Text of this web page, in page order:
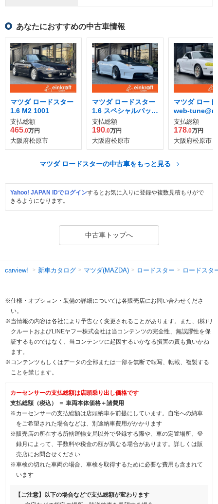
あなたにおすすめの中古車情報
マツダ ロードスター
1.6 M2 1001
支払総額
465.0万円
大阪府松原市
マツダ ロードスター
1.6 スペシャルパッケ
ージ装着車
支払総額
190.0万円
大阪府松原市
マツダ ロー
web-
支払総額
178.0万円
大阪府松原市
マツダ ロードスターの中古車をもっと見る
Yahoo! JAPAN IDでログインするとお気に入りに登録や複数見積もりがで
きるようになります。
中古車トップへ
carview! 新車カタログ マツダ(MAZDA) ロードスター ロードスタ
※仕様・オプション・装備の詳細については各販売店にお問い合わせくださ
い。
※当情報の内容は各社により予告なく変更されることがあります。また、(株)リ
クルートおよびLINEヤフー株式会社は当コンテンツの完全性、無誤謬性を保
証するものではなく、当コンテンツに起因するいかなる損害の責も負いかね
ます。
※コンテンツもしくはデータの全部または一部を無断で転写、転載、複製する
ことを禁じます。
カーセンサーの支払総額は店頭乗り出し価格です
支払総額（税込） ＝ 車両本体価格＋諸費用
※カーセンサーの支払総額は店頭納車を前提にしています。自宅への納車
をご希望された場合などは、別途納車費用がかかります
※販売店の所在する所轄運輸支局以外で登録する際や、車の定置場所、登
録月によって、手数料や税金の額が異なる場合があります。詳しくは販
売店にお問合せください
※車検の切れた車両の場合、車検を取得するために必要な費用も含まれて
います
【ご注意】以下の場合などで支払総額が変わります